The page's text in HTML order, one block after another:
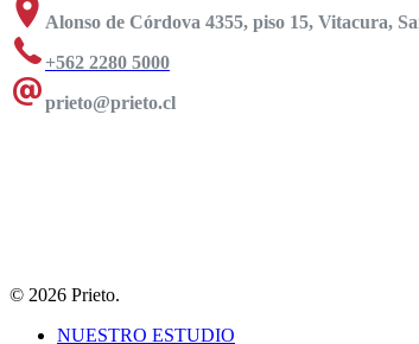
Alonso de Córdova 4355, piso 15, Vitacura,
+562 2280 5000
prieto@prieto.cl
© 2026 Prieto.
NUESTRO ESTUDIO